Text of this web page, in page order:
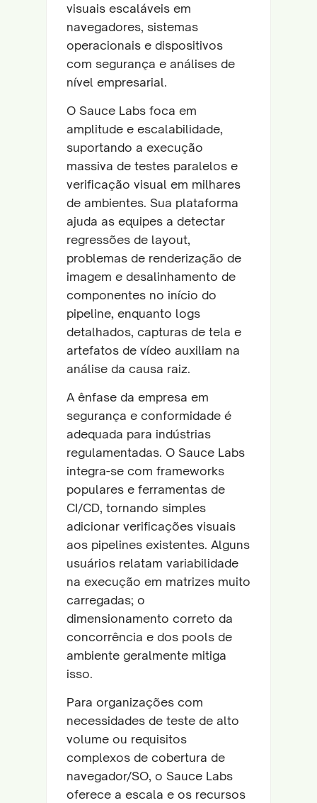
visuais escaláveis em
navegadores, sistemas
operacionais e dispositivos
com segurança e análises de
nível empresarial.
O Sauce Labs foca em
amplitude e escalabilidade,
suportando a execução
massiva de testes paralelos e
verificação visual em milhares
de ambientes. Sua plataforma
ajuda as equipes a detectar
regressões de layout,
problemas de renderização de
imagem e desalinhamento de
componentes no início do
pipeline, enquanto logs
detalhados, capturas de tela e
artefatos de vídeo auxiliam na
análise da causa raiz.
A ênfase da empresa em
segurança e conformidade é
adequada para indústrias
regulamentadas. O Sauce Labs
integra-se com frameworks
populares e ferramentas de
CI/CD, tornando simples
adicionar verificações visuais
aos pipelines existentes. Alguns
usuários relatam variabilidade
na execução em matrizes muito
carregadas; o
dimensionamento correto da
concorrência e dos pools de
ambiente geralmente mitiga
isso.
Para organizações com
necessidades de teste de alto
volume ou requisitos
complexos de cobertura de
navegador/SO, o Sauce Labs
oferece a escala e os recursos